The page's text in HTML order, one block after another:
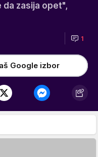
da zasija opet",
1
Google izbor